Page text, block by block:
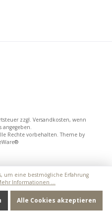
zzgl. Versandkosten, wenn
angegeben.
Rechte vorbehalten. Theme by
um eine bestmögliche Erfahrung
Informationen ...
Alle Cookies akzeptieren